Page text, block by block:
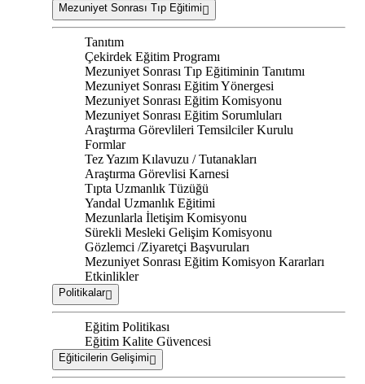
Mezuniyet Sonrası Tıp Eğitimi
Tanıtım
Çekirdek Eğitim Programı
Mezuniyet Sonrası Tıp Eğitiminin Tanıtımı
Mezuniyet Sonrası Eğitim Yönergesi
Mezuniyet Sonrası Eğitim Komisyonu
Mezuniyet Sonrası Eğitim Sorumluları
Araştırma Görevlileri Temsilciler Kurulu
Formlar
Tez Yazım Kılavuzu / Tutanakları
Araştırma Görevlisi Karnesi
Tıpta Uzmanlık Tüzüğü
Yandal Uzmanlık Eğitimi
Mezunlarla İletişim Komisyonu
Sürekli Mesleki Gelişim Komisyonu
Gözlemci /Ziyaretçi Başvuruları
Mezuniyet Sonrası Eğitim Komisyon Kararları
Etkinlikler
Politikalar
Eğitim Politikası
Eğitim Kalite Güvencesi
Eğiticilerin Gelişimi